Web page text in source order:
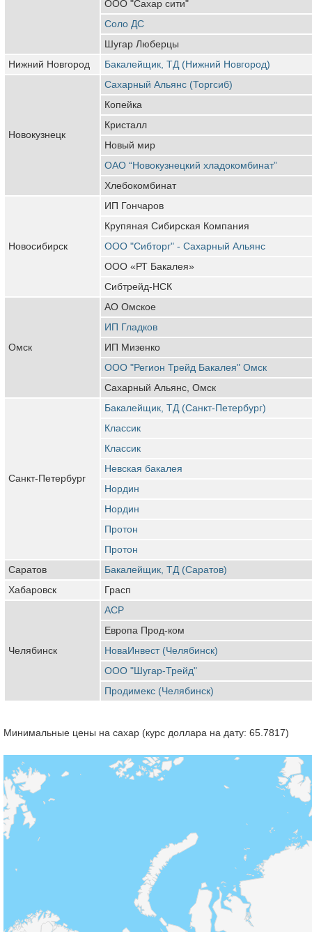
ООО "Сахар сити"
Соло ДС
Шугар Люберцы
Нижний Новгород
Бакалейщик, ТД (Нижний Новгород)
Новокузнецк
Сахарный Альянс (Торгсиб)
Копейка
Кристалл
Новый мир
ОАО “Новокузнецкий хладокомбинат”
Хлебокомбинат
Новосибирск
ИП Гончаров
Крупяная Сибирская Компания
ООО "Сибторг" - Сахарный Альянс
ООО «РТ Бакалея»
Сибтрейд-НСК
Омск
АО Омское
ИП Гладков
ИП Мизенко
ООО "Регион Трейд Бакалея" Омск
Сахарный Альянс, Омск
Санкт-Петербург
Бакалейщик, ТД (Санкт-Петербург)
Классик
Классик
Невская бакалея
Нордин
Нордин
Протон
Протон
Саратов
Бакалейщик, ТД (Саратов)
Хабаровск
Грасп
Челябинск
АСР
Европа Прод-ком
НоваИнвест (Челябинск)
ООО "Шугар-Трейд"
Продимекс (Челябинск)
Минимальные цены на сахар (курс доллара на дату: 65.7817)